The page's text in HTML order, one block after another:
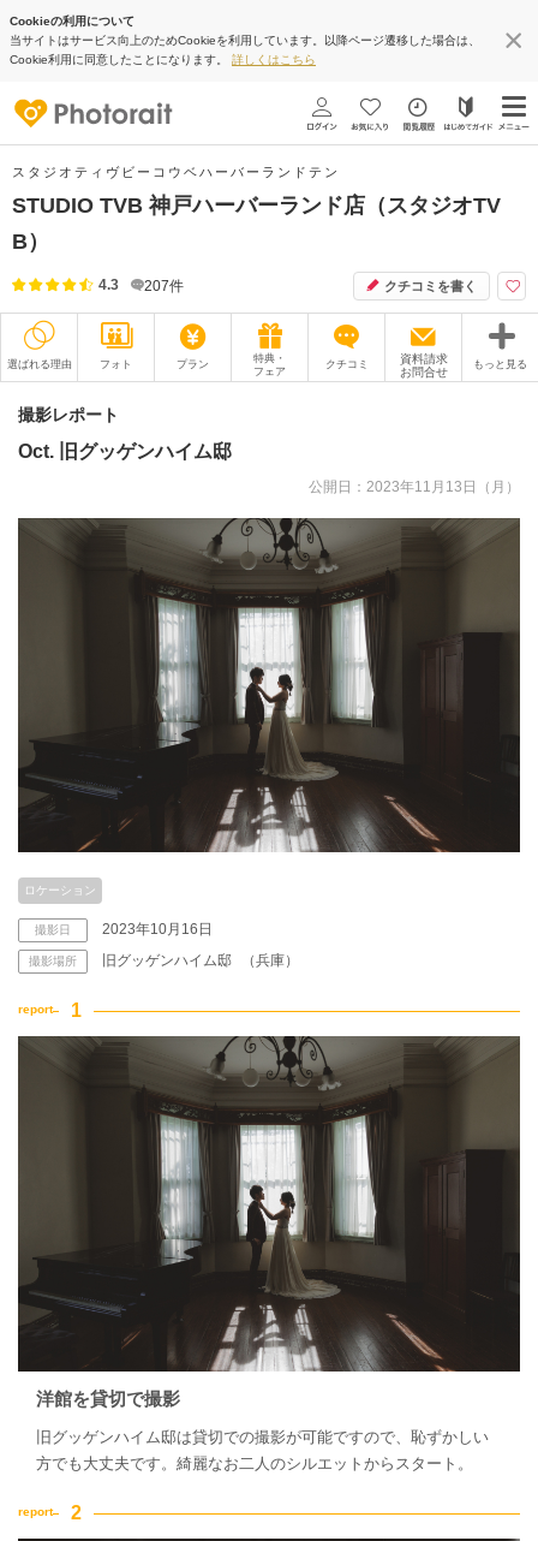
Cookieの利用について
当サイトはサービス向上のためCookieを利用しています。以降ページ遷移した場合は、
Cookie利用に同意したことになります。 詳しくはこちら
スタジオティヴビーコウベハーバーランドテン
STUDIO TVB 神戸ハーバーランド店（スタジオTV
B）
4.3 207件 クチコミを書く
選ばれる理由 フォト プラン
特典・
フェア
クチコミ
資料請求
お問合せ
もっと見る
撮影レポート
衣装
スタジオトップ
こだわりポイント
夜景での撮影 ペットと撮影
庭園での撮影 3万円以下のプラン
マタニティフォト
スタジオでの撮影
豊富な色打掛・着物
チャペルでの撮影
撮影レポート
Oct. 旧グッゲンハイム邸
公開日：2023年11月13日（月）
ロケーション
撮影日 2023年10月16日
撮影場所 旧グッゲンハイム邸 （兵庫）
洋館を貸切で撮影
旧グッゲンハイム邸は貸切での撮影が可能ですので、恥ずかしい
方でも大丈夫です。綺麗なお二人のシルエットからスタート。